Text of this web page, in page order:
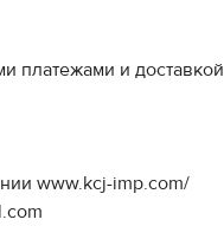
платежами и доставкой
www.kcj-imp.com/